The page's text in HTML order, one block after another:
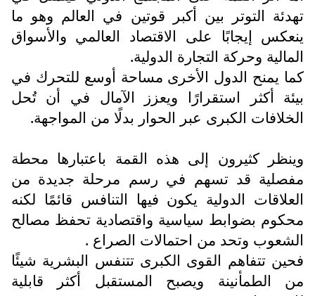
تهدئة التوتر بين أكبر قوتين في العالم وهو ما
ينعكس إيجابًا على الاقتصاد العالمي والأسواق
المالية وحركة التجارة الدولية.
كما يمنح الدول الأخرى مساحة أوسع للتحرك في
بيئة أكثر استقرارًا ويعزز الآمال في أن تُحل
الخلافات الكبرى عبر الحوار بدلًا من المواجهة.
وينظر كثيرون إلى هذه القمة باعتبارها محطة
مفصلية قد تسهم في رسم مرحلة جديدة من
العلاقات الدولية يكون فيها التنافس قائمًا لكنه
محكوم بضوابط سياسية واقتصادية تحفظ مصالح
الشعوب وتحد من احتمالات الصراع .
فحين تتفاهم القوى الكبرى تتنفس البشرية شيئًا
من الطمأنينة ويصبح المستقبل أكثر قابلية